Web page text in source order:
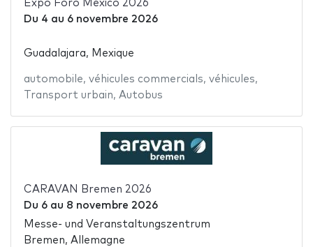
Expo Foro México 2026
Du 4 au 6 novembre 2026
Guadalajara, Mexique
automobile, véhicules commercials, véhicules,
Transport urbain, Autobus
CARAVAN Bremen 2026
Du 6au 8 novembre 2026
Messe- und Veranstaltungszentrum
Bremen, Allemagne